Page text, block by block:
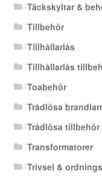
Täckskyltar &
Tillbehör
Tillhållarlås
Tillhållarlås
Toabehör
Trådlösa
Trådlösa tillbehör
Transformatorer
Trivsel &